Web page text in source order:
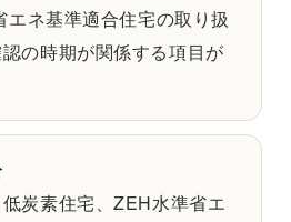
ネ基準適合住宅の取り扱
の時期が関係する項目が
炭素住宅、ZEH水準省エ